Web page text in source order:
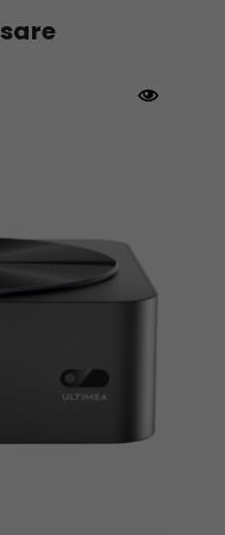
AI sviluppato da
quadrate
in modo
avanti.
a doppio